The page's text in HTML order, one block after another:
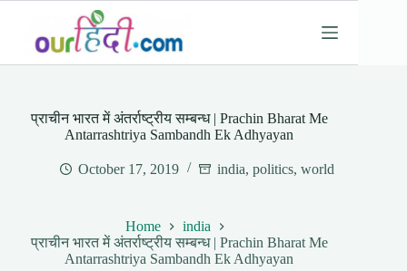
content
प्राचीन भारत में अंतर्राष्ट्रीय सम्बन्ध | Prachin Bharat Me
Antarrashtriya Sambandh Ek Adhyayan
October 17, 2019 india,politics,world
Home
india
प्राचीन भारत में अंतर्राष्ट्रीय सम्बन्ध | Prachin Bharat Me
Antarrashtriya Sambandh Ek Adhyayan